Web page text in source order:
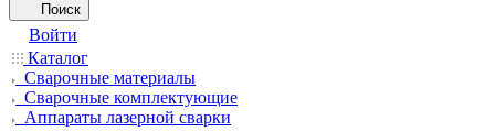
Поиск
Войти
Каталог
Сварочные материалы
Сварочные комплектующие
Аппараты лазерной сварки